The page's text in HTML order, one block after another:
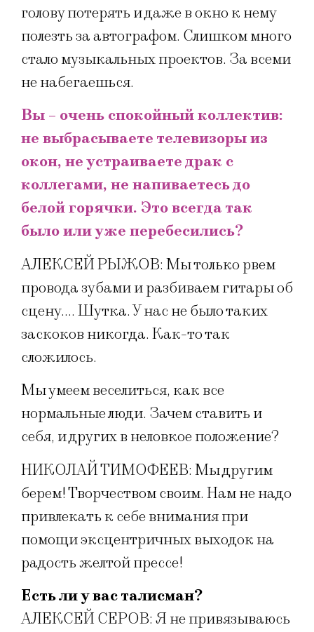
голову потерять и даже в окно к нему
полезть за автографом. Слишком много
стало музыкальных проектов. За всеми
не набегаешься.
Вы – очень спокойный коллектив:
не выбрасываете телевизоры из
окон, не устраиваете драк с
коллегами, не напиваетесь до
белой горячки. Это всегда так
было или уже перебесились?
АЛЕКСЕЙ РЫЖОВ: Мы только рвем
провода зубами и разбиваем гитары об
сцену…. Шутка. У нас не было таких
заскоков никогда. Как-то так
сложилось.
Мы умеем веселиться, как все
нормальные люди. Зачем ставить и
себя, и других в неловкое положение?
НИКОЛАЙ ТИМОФЕЕВ: Мы другим
берем! Творчеством своим. Нам не надо
привлекать к себе внимания при
помощи эксцентричных выходок на
радость желтой прессе!
Есть ли у вас талисман?
АЛЕКСЕЙ СЕРОВ: Я не привязываюсь